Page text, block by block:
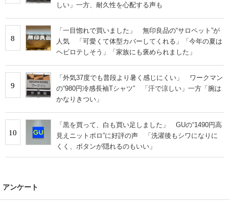
しい」一方、耐久性を心配する声も
8
「一目惚れで買いました」 無印良品の“サロペット”が
人気 「可愛くて体型カバーしてくれる」「今年の夏は
ヘビロテしそう」「家族にも褒められました」
9
「外気37度でも普段より暑く感じにくい」 ワークマン
の“980円冷感長袖Tシャツ” 「汗で涼しい」一方「腕は
かなりきつい」
10
「黒を買って、白も買い足しました」 GUの“1490円高
見えニットポロ”に好評の声 「洗濯後もシワになりに
くく、ボタンが隠れるのもいい」
アンケート